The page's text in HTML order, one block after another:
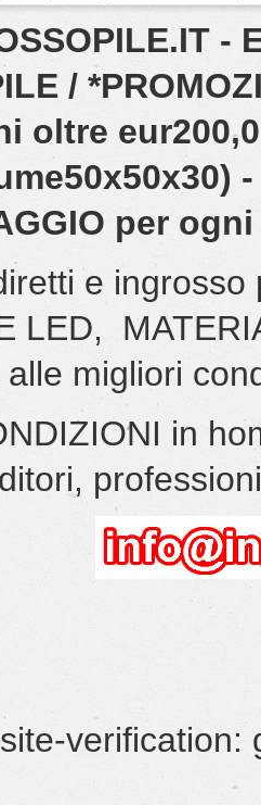
-
/
oltre
per
e
LED,
migliori
in
verification: